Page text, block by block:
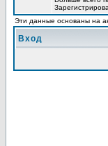
Эти данные основаны на
Вход